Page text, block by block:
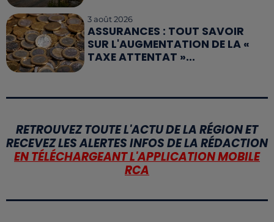
3 août 2026
ASSURANCES : TOUT SAVOIR
SUR L'AUGMENTATION DE LA «
TAXE ATTENTAT »...
RETROUVEZ TOUTE L'ACTU DE LA RÉGION ET
RECEVEZ LES ALERTES INFOS DE LA RÉDACTION
EN TÉLÉCHARGEANT L'APPLICATION MOBILE
RCA